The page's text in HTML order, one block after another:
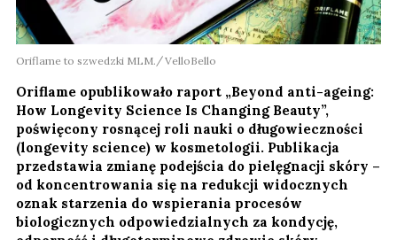
Oriflame to szwedzki MLM. VelloBello
Oriflame opublikowało raport „Beyond anti-ageing:
How Longevity Science Is Changing Beauty”,
poświęcony rosnącej roli nauki o długowieczności
(longevity science) w kosmetologii. Publikacja
przedstawia zmianę podejścia do pielęgnacji skóry –
od koncentrowania się na redukcji widocznych
oznak starzenia do wspierania procesów
biologicznych odpowiedzialnych za kondycję,